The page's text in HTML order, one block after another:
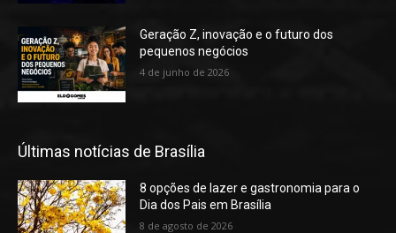
Geração Z, inovação e o futuro dos
pequenos negócios
4 de junho de 2026
Últimas notícias de Brasília
8 opções de lazer e gastronomia para o
Dia dos Pais em Brasília
8 de agosto de 2026